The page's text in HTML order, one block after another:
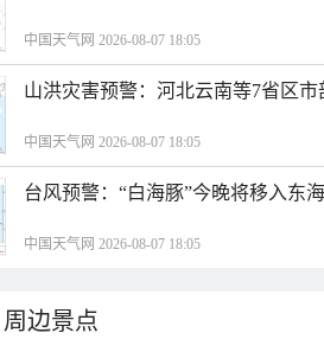
中国天气网 2026-08-07 18:05
山洪灾害预警：河北云南等7省区
中国天气网 2026-08-07 18:05
台风预警：“白海豚”今晚将移入东
中国天气网 2026-08-07 18:05
周边景点